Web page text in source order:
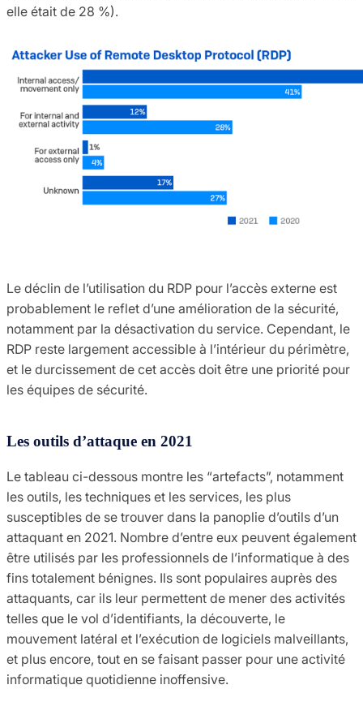
elle était de 28 %).
Le déclin de l’utilisation du RDP pour l’accès externe est
probablement le reflet d’une amélioration de la sécurité,
notamment par la désactivation du service. Cependant, le
RDP reste largement accessible à l’intérieur du périmètre,
et le durcissement de cet accès doit être une priorité pour
les équipes de sécurité.
Les outils d’attaque en 2021
Le tableau ci-dessous montre les “artefacts”, notamment
les outils, les techniques et les services, les plus
susceptibles de se trouver dans la panoplie d’outils d’un
attaquant en 2021. Nombre d’entre eux peuvent également
être utilisés par les professionnels de l’informatique à des
fins totalement bénignes. Ils sont populaires auprès des
attaquants, car ils leur permettent de mener des activités
telles que le vol d’identifiants, la découverte, le
mouvement latéral et l’exécution de logiciels malveillants,
et plus encore, tout en se faisant passer pour une activité
informatique quotidienne inoffensive.